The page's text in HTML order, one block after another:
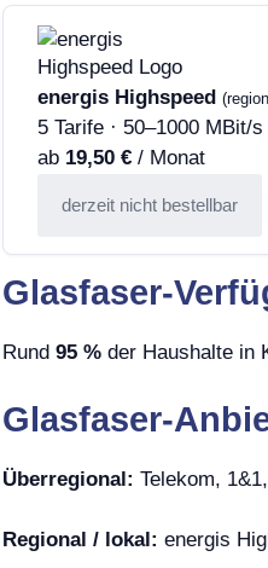
energis Highspeed
5 Tarife · 50–1000 MBit/s
ab 19,50 € / Monat
derzeit nicht bestellbar
Glasfaser-
Rund 95 % der Haushalte in
Glasfaser-
Überregional: Telekom,
Regional / lokal: energis